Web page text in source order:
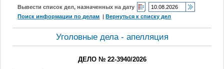
Вывести список дел, назначенных на дату
Поиск информации по делам |Вернуться к списку дел
Уголовные дела - апелляция
ДЕЛО № 22-3940/2026